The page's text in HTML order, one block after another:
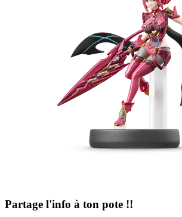
Partage l'info à ton pote !!